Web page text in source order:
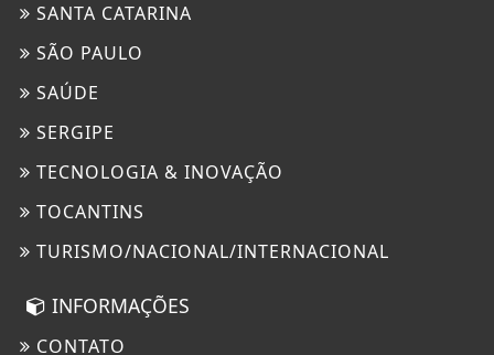
SANTA CATARINA
SÃO PAULO
SAÚDE
SERGIPE
TECNOLOGIA & INOVAÇÃO
TOCANTINS
TURISMO/NACIONAL/INTERNACIONAL
INFORMAÇÕES
CONTATO